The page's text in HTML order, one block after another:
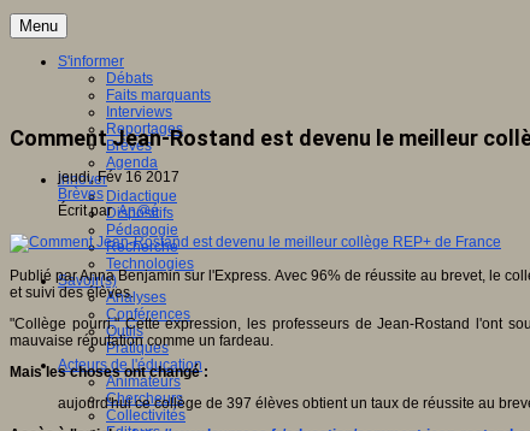
Menu
S'informer
Débats
Faits marquants
Interviews
Reportages
Brèves
Agenda
Innover
Didactique
Dispositifs
Pédagogie
Recherche
Technologies
Savoir(s)
Analyses
Conférences
Outils
Pratiques
Acteurs de l'éducation
Animateurs
Chercheurs
Collectivités
Comment Jean-Rostand est devenu le meilleur
jeudi, Fév 16 2017
Brèves
Écrit parAn@é
Publié par Anna Benjamin sur l'Express. Avec 96% de réussite au brevet, le
et suivi des élèves.
"Collège pourri." Cette expression, les professeurs de Jean-Rostand l'ont
mauvaise réputation comme un fardeau.
Mais les choses ont changé :
aujourd'hui ce collège de 397 élèves obtient un taux de réussite au